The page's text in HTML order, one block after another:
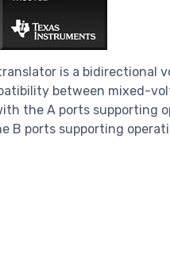
is a bidirectional
between mixed-
the A ports supporting
B ports supporting